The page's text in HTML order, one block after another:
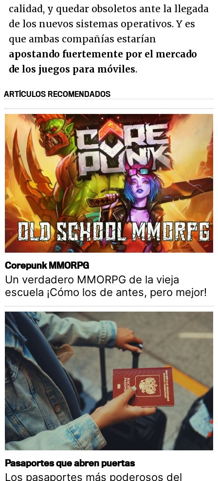
calidad, y quedar obsoletos ante la llegada
de los nuevos sistemas operativos. Y es
que ambas compañías estarían
apostando fuertemente por el mercado
de los juegos para móviles.
ARTÍCULOS RECOMENDADOS
Corepunk MMORPG
Un verdadero MMORPG de la vieja
escuela ¡Cómo los de antes, pero mejor!
Pasaportes que abren puertas
Los pasaportes más poderosos del